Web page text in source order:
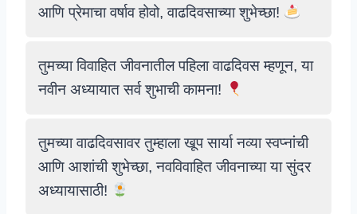
आणि प्रेमाचा वर्षाव होवो, वाढदिवसाच्या शुभेच्छा!
तुमच्या विवाहित जीवनातील पहिला वाढदिवस म्हणून, या
नवीन अध्यायात सर्व शुभाची कामना!
तुमच्या वाढदिवसावर तुम्हाला खूप सार्या नव्या स्वप्नांची
आणि आशांची शुभेच्छा, नवविवाहित जीवनाच्या या सुंदर
अध्यायासाठी!